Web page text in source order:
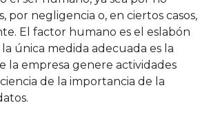
por negligencia o, en ciertos casos,
El factor humano es el eslabón
única medida adecuada es la
la empresa genere actividades
de la importancia de la